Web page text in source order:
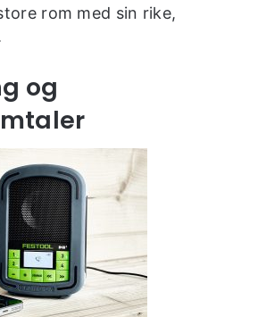
rom med sin rike,
og